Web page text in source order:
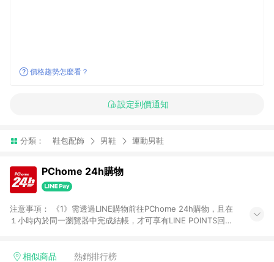
價格趨勢怎麼看？
設定到價通知
分類： 鞋包配飾 男鞋 運動男鞋
PChome 24h購物
注意事項： 《1》需透過LINE購物前往PChome 24h購物，且在
１小時內於同一瀏覽器中完成結帳，才可享有LINE POINTS回饋
在點數回饋範圍內。 《3》如取消訂單、退貨、購物中登出
相似商品 熱銷排行榜